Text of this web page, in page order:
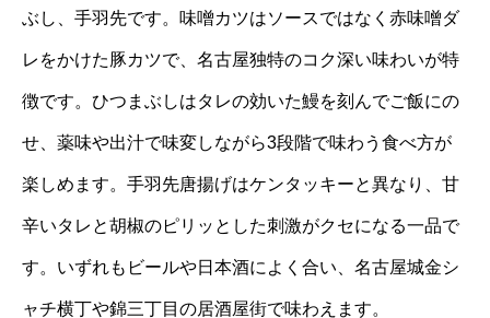
ぶし、手羽先です。味噌カツはソースではなく赤味噌ダ
レをかけた豚カツで、名古屋独特のコク深い味わいが特
徴です。ひつまぶしはタレの効いた鰻を刻んでご飯にの
せ、薬味や出汁で味変しながら3段階で味わう食べ方が
楽しめます。手羽先唐揚げはケンタッキーと異なり、甘
辛いタレと胡椒のピリッとした刺激がクセになる一品で
す。いずれもビールや日本酒によく合い、名古屋城金シ
ャチ横丁や錦三丁目の居酒屋街で味わえます。